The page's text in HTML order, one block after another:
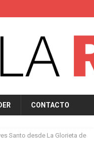
CONTACTO
Santo desde La Glorieta de